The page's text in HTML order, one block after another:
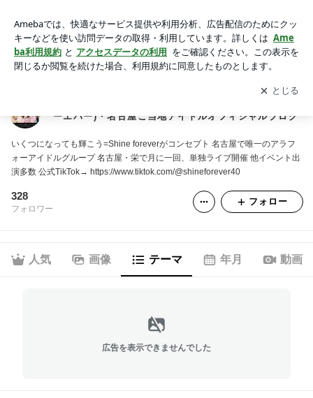
ンフォーエバー)・名古屋ご当地アイドルオフィシャルブログ
アプリをダウンロードして ブログの更新通知
を受け取りまし
ょう。
開く
ーエバー)・名古屋ご当地アイドルオフィシャルブログ
いくつになっても輝こう=Shine foreverがコンセプト 名古屋で唯一のアラフ
ォーアイドルグループ 名古屋・栄で月に一回、単独ライブ開催 他イベント出
演多数 公式TikTok→ https://www.tiktok.com/@shineforever40
328
フォロワー
フォロー
人気 画像 テーマ 年月 動画
広告を表示できませんでした